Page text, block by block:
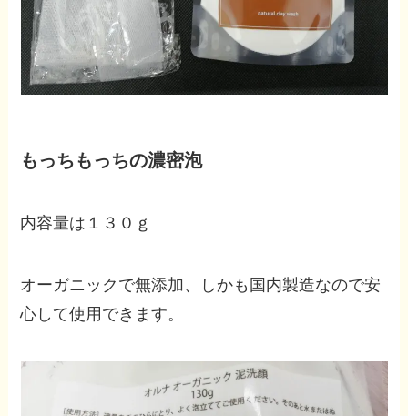
もっちもっちの濃密泡
内容量は１３０ｇ
オーガニックで無添加、しかも国内製造なので安
心して使用できます。